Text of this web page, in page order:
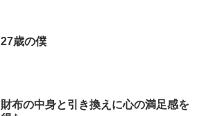
27歳の僕
財布の中身と引き換えに心の満足感を